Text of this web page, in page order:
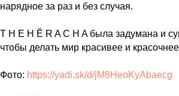
нарядное за раз и без случая.
T H E H Ӗ R A C H A была задумана и
чтобы делать мир красивее и
Фото: https://yadi.sk/d/jM8HeoKyAbaecg